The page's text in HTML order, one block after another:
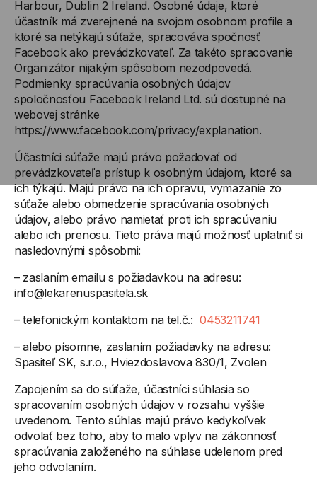
Harbour, Dublin 2 Ireland. Osobné údaje, ktoré
účastník má zverejnené na svojom osobnom profile a
ktoré sa netýkajú súťaže, spracováva spočnosť
Facebook ako prevádzkovateľ. Za takéto spracovanie
Organizátor nijakým spôsobom nezodpovedá.
Podmienky spracúvania osobných údajov
spoločnosťou Facebook Ireland Ltd. sú dostupné na
webovej stránke
https://www.facebook.com/privacy/explanation.
Účastníci súťaže majú právo požadovať od
prevádzkovateľa prístup k osobným údajom, ktoré sa
ich týkajú. Majú právo na ich opravu, vymazanie zo
súťaže alebo obmedzenie spracúvania osobných
údajov, alebo právo namietať proti ich spracúvaniu
alebo ich prenosu. Tieto práva majú možnosť uplatniť si
nasledovnými spôsobmi:
– zaslaním emailu s požiadavkou na adresu:
info@lekarenuspasitela.sk
– telefonickým kontaktom na tel.č.:0453211741
– alebo písomne, zaslaním požiadavky na adresu:
Spasiteľ SK, s.r.o., Hviezdoslavova 830/1, Zvolen
Zapojením sa do súťaže, účastníci súhlasia so
spracovaním osobných údajov v rozsahu vyššie
uvedenom. Tento súhlas majú právo kedykoľvek
odvolať bez toho, aby to malo vplyv na zákonnosť
spracúvania založeného na súhlase udelenom pred
jeho odvolaním.